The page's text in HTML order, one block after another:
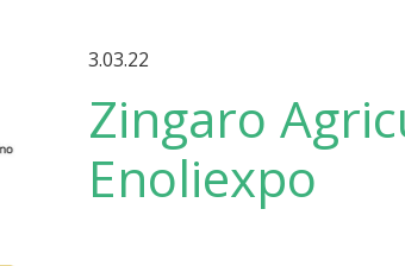
3.03.22
Zingaro
Enoliexpo